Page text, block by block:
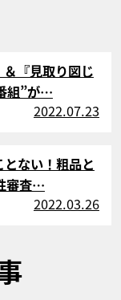
＆『見取り図じ
組”が…
2022.07.23
ない！粗品と
審査…
2022.03.26